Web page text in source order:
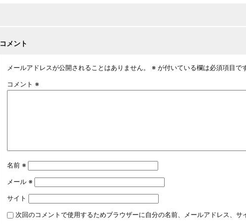
コメント
メールアドレスが公開されることはありません。 ※ が付いている欄は必須項目で
コメント ※
名前 ※
メール ※
サイト
次回のコメントで使用するためブラウザーに自分の名前、メールアドレス、サ